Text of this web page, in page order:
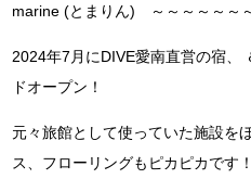
marine (とまりん) ～～～～～～
2024年7月にDIVE愛南直営の宿
ドオープン！
元々旅館として使っていた施設を
ス、フローリングもピカピカです！